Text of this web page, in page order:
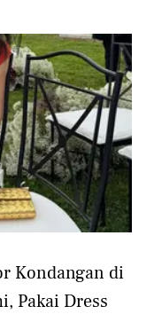
Kondangan di
Pakai Dress